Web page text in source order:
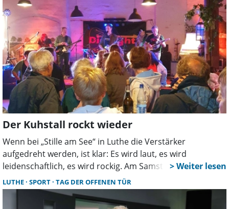
Der Kuhstall rockt wieder
Wenn bei „Stille am See“ in Luthe die Verstärker
aufgedreht werden, ist klar: Es wird laut, es wird
leidenschaftlich, es wird rockig. Am Samstag, den 6. Juni,
ist es wieder so weit. Ab 20 Uhr gibt es handgemachte
Musik. Die Kultband „Die Lights“ aus Hannover ist zu Gast
und verspricht wieder Rock vom Feinsten.
LUTHE SPORT TAG DER OFFENEN TÜR